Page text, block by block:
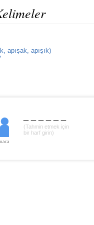
apışak, apışık)
(Tahmin etmek için
bir harf girin)